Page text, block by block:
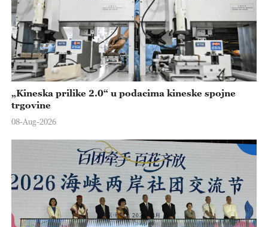
„Kineska prilike 2.0“ u podacima kineske spojne
trgovine
08-Aug-2026